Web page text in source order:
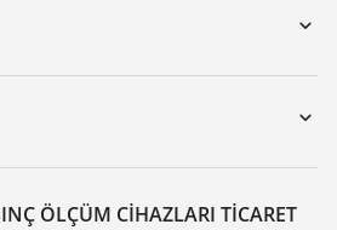
arama
ÖLÇÜM CIHAZLARI TICARET